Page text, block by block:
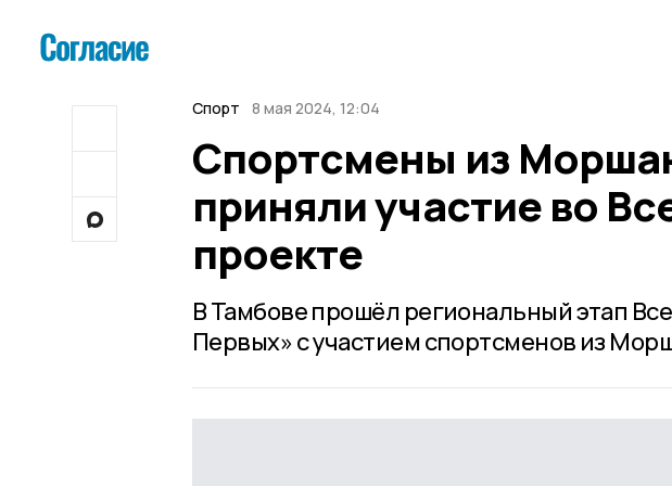
Спорт 8 мая 2024, 12:04
Спортсмены из
приняли участие во
проекте
В Тамбове прошёл региональный этап
Первых» с участием спортсменов из